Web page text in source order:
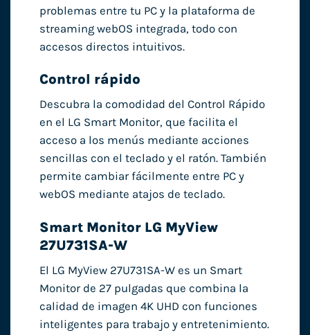
problemas entre tu PC y la plataforma de
streaming webOS integrada, todo con
accesos directos intuitivos.
Control rápido
Descubra la comodidad del Control Rápido
en el LG Smart Monitor, que facilita el
acceso a los menús mediante acciones
sencillas con el teclado y el ratón. También
permite cambiar fácilmente entre PC y
webOS mediante atajos de teclado.
Smart Monitor LG MyView
27U731SA-W
El LG MyView 27U731SA-W es un Smart
Monitor de 27 pulgadas que combina la
calidad de imagen 4K UHD con funciones
inteligentes para trabajo y entretenimiento.